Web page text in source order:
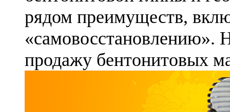
рядом преимуществ,
«самовосстановлению».
продажу бентонитовых